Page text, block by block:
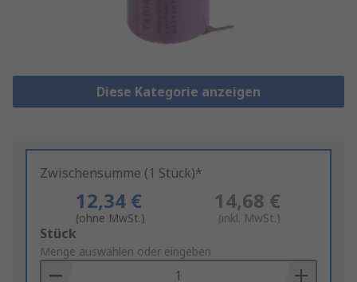
Diese Kategorie anzeigen
Zwischensumme (1 Stück)*
12,34 €
(ohne MwSt.)
14,68 €
(inkl. MwSt.)
Add
to
Basket
Stück
Menge auswählen oder eingeben